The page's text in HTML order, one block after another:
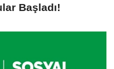
Başladı!